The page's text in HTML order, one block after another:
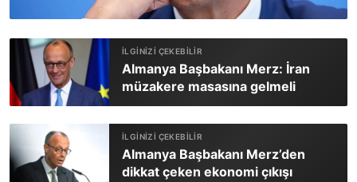
Almanya Başbakanı Merz: İran
müzakere masasına gelmeli
Almanya Başbakanı Merz’den
dikkat çeken ekonomi çıkışı